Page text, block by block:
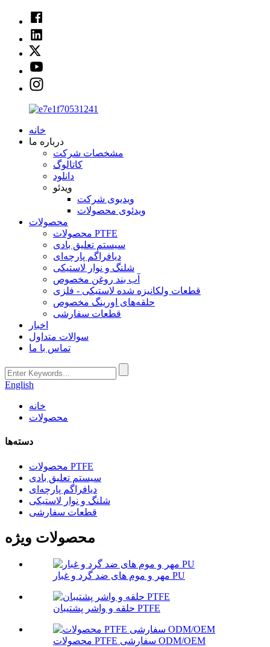
خانه
درباره ما
مشخصات شرکت
کاتالوگ
دانلود
ویدئو
ویدیوی شرکت
ویدئوی محصولات
محصولات
محصولات PTFE
سیستم تعلیق بادی
دیافراگم پارچه‌ای
شلنگ و نوار لاستیکی
آب بند روغن مخصوص
قطعات ولکانیزه شده لاستیکی - فلزی
حلقه‌های اورینگ مخصوص
قطعات سفارشی
اخبار
سوالات متداول
تماس با ما
English
خانه
محصولات
دسته‌ها
محصولات PTFE
سیستم تعلیق بادی
دیافراگم پارچه‌ای
شلنگ و نوار لاستیکی
قطعات سفارشی
محصولات ویژه
مهر و موم های ضد گرد و غبار PU
حلقه و واشر پشتیبان PTFE
محصولات PTFE سفارشی ODM/OEM